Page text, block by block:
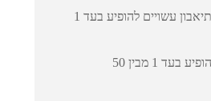
עייפות או אובדן תיאבון עשויים להופיע בעד 1
הקאות עשויות להופיע בעד 1 מבין 50